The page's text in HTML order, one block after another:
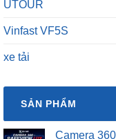
UTOUR
Vinfast VF5S
xe tải
SẢN PHẨM
Camera